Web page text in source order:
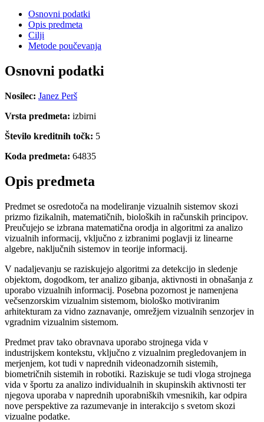
Osnovni podatki
Opis predmeta
Cilji
Metode poučevanja
Osnovni podatki
Nosilec: Janez Perš
Vrsta predmeta: izbirni
Število kreditnih točk: 5
Koda predmeta: 64835
Opis predmeta
Predmet se osredotoča na modeliranje vizualnih sistemov skozi
prizmo fizikalnih, matematičnih, bioloških in računskih principov.
Preučujejo se izbrana matematična orodja in algoritmi za analizo
vizualnih informacij, vključno z izbranimi poglavji iz linearne
algebre, naključnih sistemov in teorije informacij.
V nadaljevanju se raziskujejo algoritmi za detekcijo in sledenje
objektom, dogodkom, ter analizo gibanja, aktivnosti in obnašanja z
uporabo vizualnih informacij. Posebna pozornost je namenjena
večsenzorskim vizualnim sistemom, biološko motiviranim
arhitekturam za vidno zaznavanje, omrežjem vizualnih senzorjev in
vgradnim vizualnim sistemom.
Predmet prav tako obravnava uporabo strojnega vida v
industrijskem kontekstu, vključno z vizualnim pregledovanjem in
merjenjem, kot tudi v naprednih videonadzornih sistemih,
biometričnih sistemih in robotiki. Raziskuje se tudi vloga strojnega
vida v športu za analizo individualnih in skupinskih aktivnosti ter
njegova uporaba v naprednih uporabniških vmesnikih, kar odpira
nove perspektive za razumevanje in interakcijo s svetom skozi
vizualne podatke.